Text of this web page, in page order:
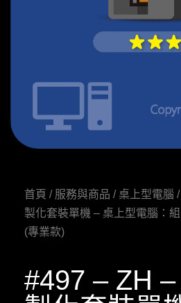
首頁 / 服務與商品 / 桌上型電腦
製化套裝單機 – 桌上型電腦：
(專業款)
#497 – ZH